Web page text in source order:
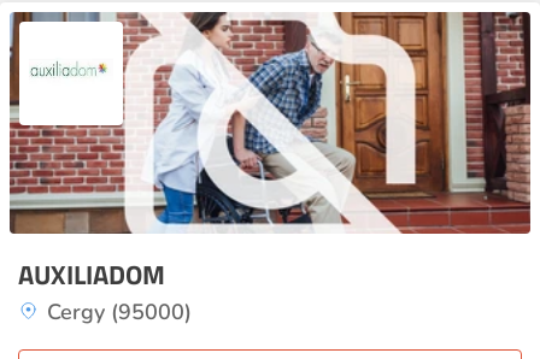
AUXILIADOM
Cergy (95000)